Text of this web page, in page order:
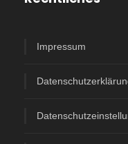
Impressum